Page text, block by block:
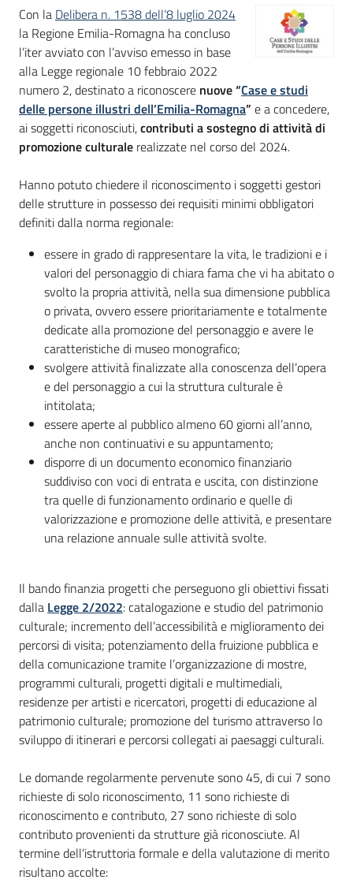
Seguici
su
Introduzione
Con la Delibera n. 1538 dell’8 luglio 2024
la Regione Emilia-Romagna ha concluso
l’iter avviato con l’avviso emesso in base
alla Legge regionale 10 febbraio 2022
numero 2, destinato a riconoscere nuove “Case e studi
delle persone illustri dell’Emilia-Romagna” e a concedere,
ai soggetti riconosciuti,contributi a sostegno di attività di
promozione culturale realizzate nel corso del 2024.
Hanno potuto chiedere il riconoscimento i soggetti gestori
delle strutture in possesso dei requisiti minimi obbligatori
definiti dalla norma regionale:
essere in grado di rappresentare la vita, le tradizioni e i
valori del personaggio di chiara fama che vi ha abitato o
svolto la propria attività, nella sua dimensione pubblica
o privata, ovvero essere prioritariamente e totalmente
dedicate alla promozione del personaggio e avere le
caratteristiche di museo monografico;
svolgere attività finalizzate alla conoscenza dell’opera
e del personaggio a cui la struttura culturale è
intitolata;
essere aperte al pubblico almeno 60 giorni all’anno,
anche non continuativi e su appuntamento;
disporre di un documento economico finanziario
suddiviso con voci di entrata e uscita, con distinzione
tra quelle di funzionamento ordinario e quelle di
valorizzazione e promozione delle attività, e presentare
una relazione annuale sulle attività svolte.
Il bando finanzia progetti che perseguono gli obiettivi fissati
dalla Legge 2/2022: catalogazione e studio del patrimonio
culturale; incremento dell’accessibilità e miglioramento dei
percorsi di visita; potenziamento della fruizione pubblica e
della comunicazione tramite l’organizzazione di mostre,
programmi culturali, progetti digitali e multimediali,
residenze per artisti e ricercatori, progetti di educazione al
patrimonio culturale; promozione del turismo attraverso lo
sviluppo di itinerari e percorsi collegati ai paesaggi culturali.
Le domande regolarmente pervenute sono 45, di cui 7 sono
richieste di solo riconoscimento, 11 sono richieste di
riconoscimento e contributo, 27 sono richieste di solo
contributo provenienti da strutture già riconosciute. Al
termine dell’istruttoria formale e della valutazione di merito
risultano accolte: